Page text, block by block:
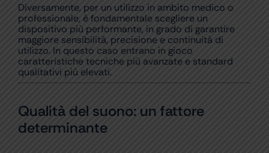
Diversamente, per un utilizzo in ambito medico o
professionale, è fondamentale scegliere un
dispositivo più performante, in grado di garantire
maggiore sensibilità, precisione e continuità di
utilizzo. In questo caso entrano in gioco
caratteristiche tecniche più avanzate e standard
qualitativi più elevati.
Qualità del suono: un fattore
determinante